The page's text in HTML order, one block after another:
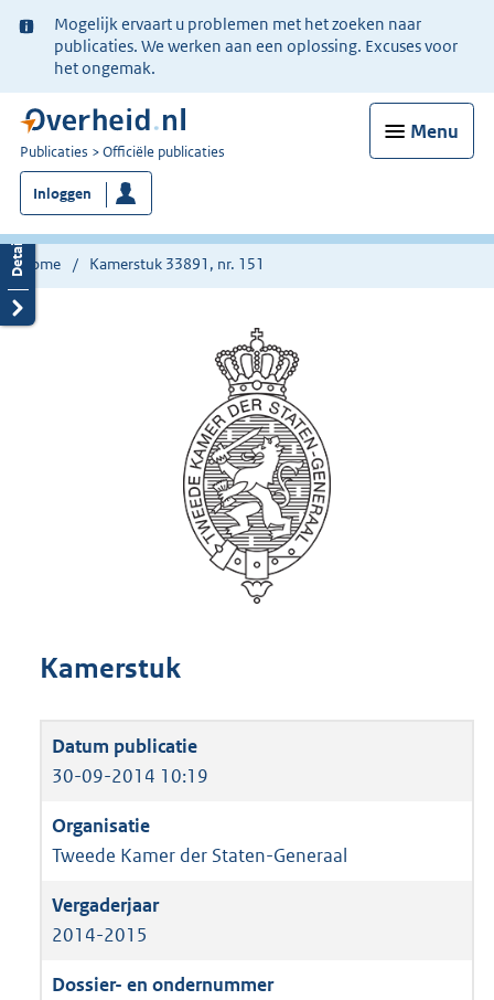
Ter
informatie:
Mogelijk ervaart u problemen met het zoeken naar
publicaties. We werken aan een oplossing. Excuses voor
het ongemak.
Menu
U
bent
nu
hier:
Publicaties Officiële publicaties
Inloggen
Home Kamerstuk 33891, nr. 151
Kamerstuk
30-09-2014 10:19
Tweede Kamer der Staten-Generaal
2014-2015